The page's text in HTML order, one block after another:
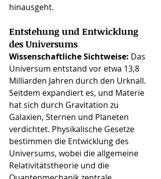
hinausgeht.
Entstehung und Entwicklung
des Universums
Wissenschaftliche Sichtweise: Das
Universum entstand vor etwa 13,8
Milliarden Jahren durch den Urknall.
Seitdem expandiert es, und Materie
hat sich durch Gravitation zu
Galaxien, Sternen und Planeten
verdichtet. Physikalische Gesetze
bestimmen die Entwicklung des
Universums, wobei die allgemeine
Relativitätstheorie und die